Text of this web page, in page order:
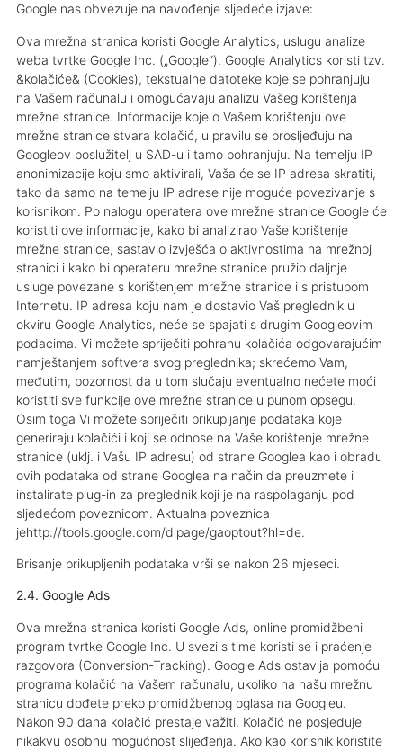
Google nas obvezuje na navođenje sljedeće izjave:
Ova mrežna stranica koristi Google Analytics, uslugu analize
weba tvrtke Google Inc. („Google“). Google Analytics koristi tzv.
&kolačiće& (Cookies), tekstualne datoteke koje se pohranjuju
na Vašem računalu i omogućavaju analizu Vašeg korištenja
mrežne stranice. Informacije koje o Vašem korištenju ove
mrežne stranice stvara kolačić, u pravilu se prosljeđuju na
Googleov poslužitelj u SAD-u i tamo pohranjuju. Na temelju IP
anonimizacije koju smo aktivirali, Vaša će se IP adresa skratiti,
tako da samo na temelju IP adrese nije moguće povezivanje s
korisnikom. Po nalogu operatera ove mrežne stranice Google će
koristiti ove informacije, kako bi analizirao Vaše korištenje
mrežne stranice, sastavio izvješća o aktivnostima na mrežnoj
stranici i kako bi operateru mrežne stranice pružio daljnje
usluge povezane s korištenjem mrežne stranice i s pristupom
Internetu. IP adresa koju nam je dostavio Vaš preglednik u
okviru Google Analytics, neće se spajati s drugim Googleovim
podacima. Vi možete spriječiti pohranu kolačića odgovarajućim
namještanjem softvera svog preglednika; skrećemo Vam,
međutim, pozornost da u tom slučaju eventualno nećete moći
koristiti sve funkcije ove mrežne stranice u punom opsegu.
Osim toga Vi možete spriječiti prikupljanje podataka koje
generiraju kolačići i koji se odnose na Vaše korištenje mrežne
stranice (uklj. i Vašu IP adresu) od strane Googlea kao i obradu
ovih podataka od strane Googlea na način da preuzmete i
instalirate plug-in za preglednik koji je na raspolaganju pod
sljedećom poveznicom. Aktualna poveznica
jehttp://tools.google.com/dlpage/gaoptout?hl=de.
Brisanje prikupljenih podataka vrši se nakon 26 mjeseci.
2.4. Google Ads
Ova mrežna stranica koristi Google Ads, online promidžbeni
program tvrtke Google Inc. U svezi s time koristi se i praćenje
razgovora (Conversion-Tracking). Google Ads ostavlja pomoću
programa kolačić na Vašem računalu, ukoliko na našu mrežnu
stranicu dođete preko promidžbenog oglasa na Googleu.
Nakon 90 dana kolačić prestaje važiti. Kolačić ne posjeduje
nikakvu osobnu mogućnost slijeđenja. Ako kao korisnik koristite